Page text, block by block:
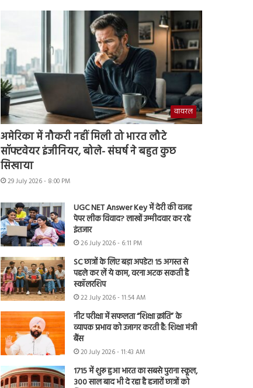
वायरल
अमेरिका में नौकरी नहीं मिली तो भारत लौटे
सॉफ्टवेयर इंजीनियर, बोले- संघर्ष ने बहुत कुछ
सिखाया
29 July 2026 - 8:00 PM
UGC NET Answer Key में देरी की वजह
पेपर लीक विवाद? लाखों उम्मीदवार कर रहे
इंतजार
26 July 2026 - 6:11 PM
SC छात्रों के लिए बड़ा अपडेट! 15 अगस्त से
पहले कर लें ये काम, वरना अटक सकती है
स्कॉलरशिप
22 July 2026 - 11:54 AM
नीट परीक्षा में सफलता “शिक्षा क्रांति” के
व्यापक प्रभाव को उजागर करती है: शिक्षा मंत्री
बैंस
20 July 2026 - 11:43 AM
1715 में शुरू हुआ भारत का सबसे पुराना स्कूल,
300 साल बाद भी दे रहा है हजारों छात्रों को